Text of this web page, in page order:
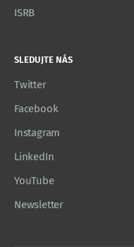
ISRB
SLEDUJTE NÁS
Twitter
Facebook
Instagram
LinkedIn
YouTube
Newsletter